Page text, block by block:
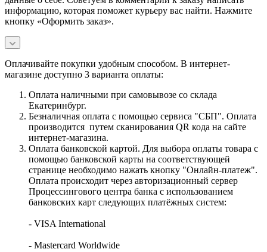
информацию, которая поможет курьеру вас найти. Нажмите
кнопку «Оформить заказ».
Оплачивайте покупки удобным способом. В интернет-
магазине доступно 3 варианта оплаты:
Оплата наличными при самовывозе со склада
Екатеринбург.
Безналичная оплата с помощью сервиса "СБП". Оплата
производится путем сканирования QR кода на сайте
интернет-магазина.
Оплата банковской картой. Для выбора оплаты товара с
помощью банковской карты на соответствующей
странице необходимо нажать кнопку "Онлайн-платеж".
Оплата происходит через авторизационный сервер
Процессингового центра банка с использованием
банковских карт следующих платёжных систем:
- VISA International
- Mastercard Worldwide